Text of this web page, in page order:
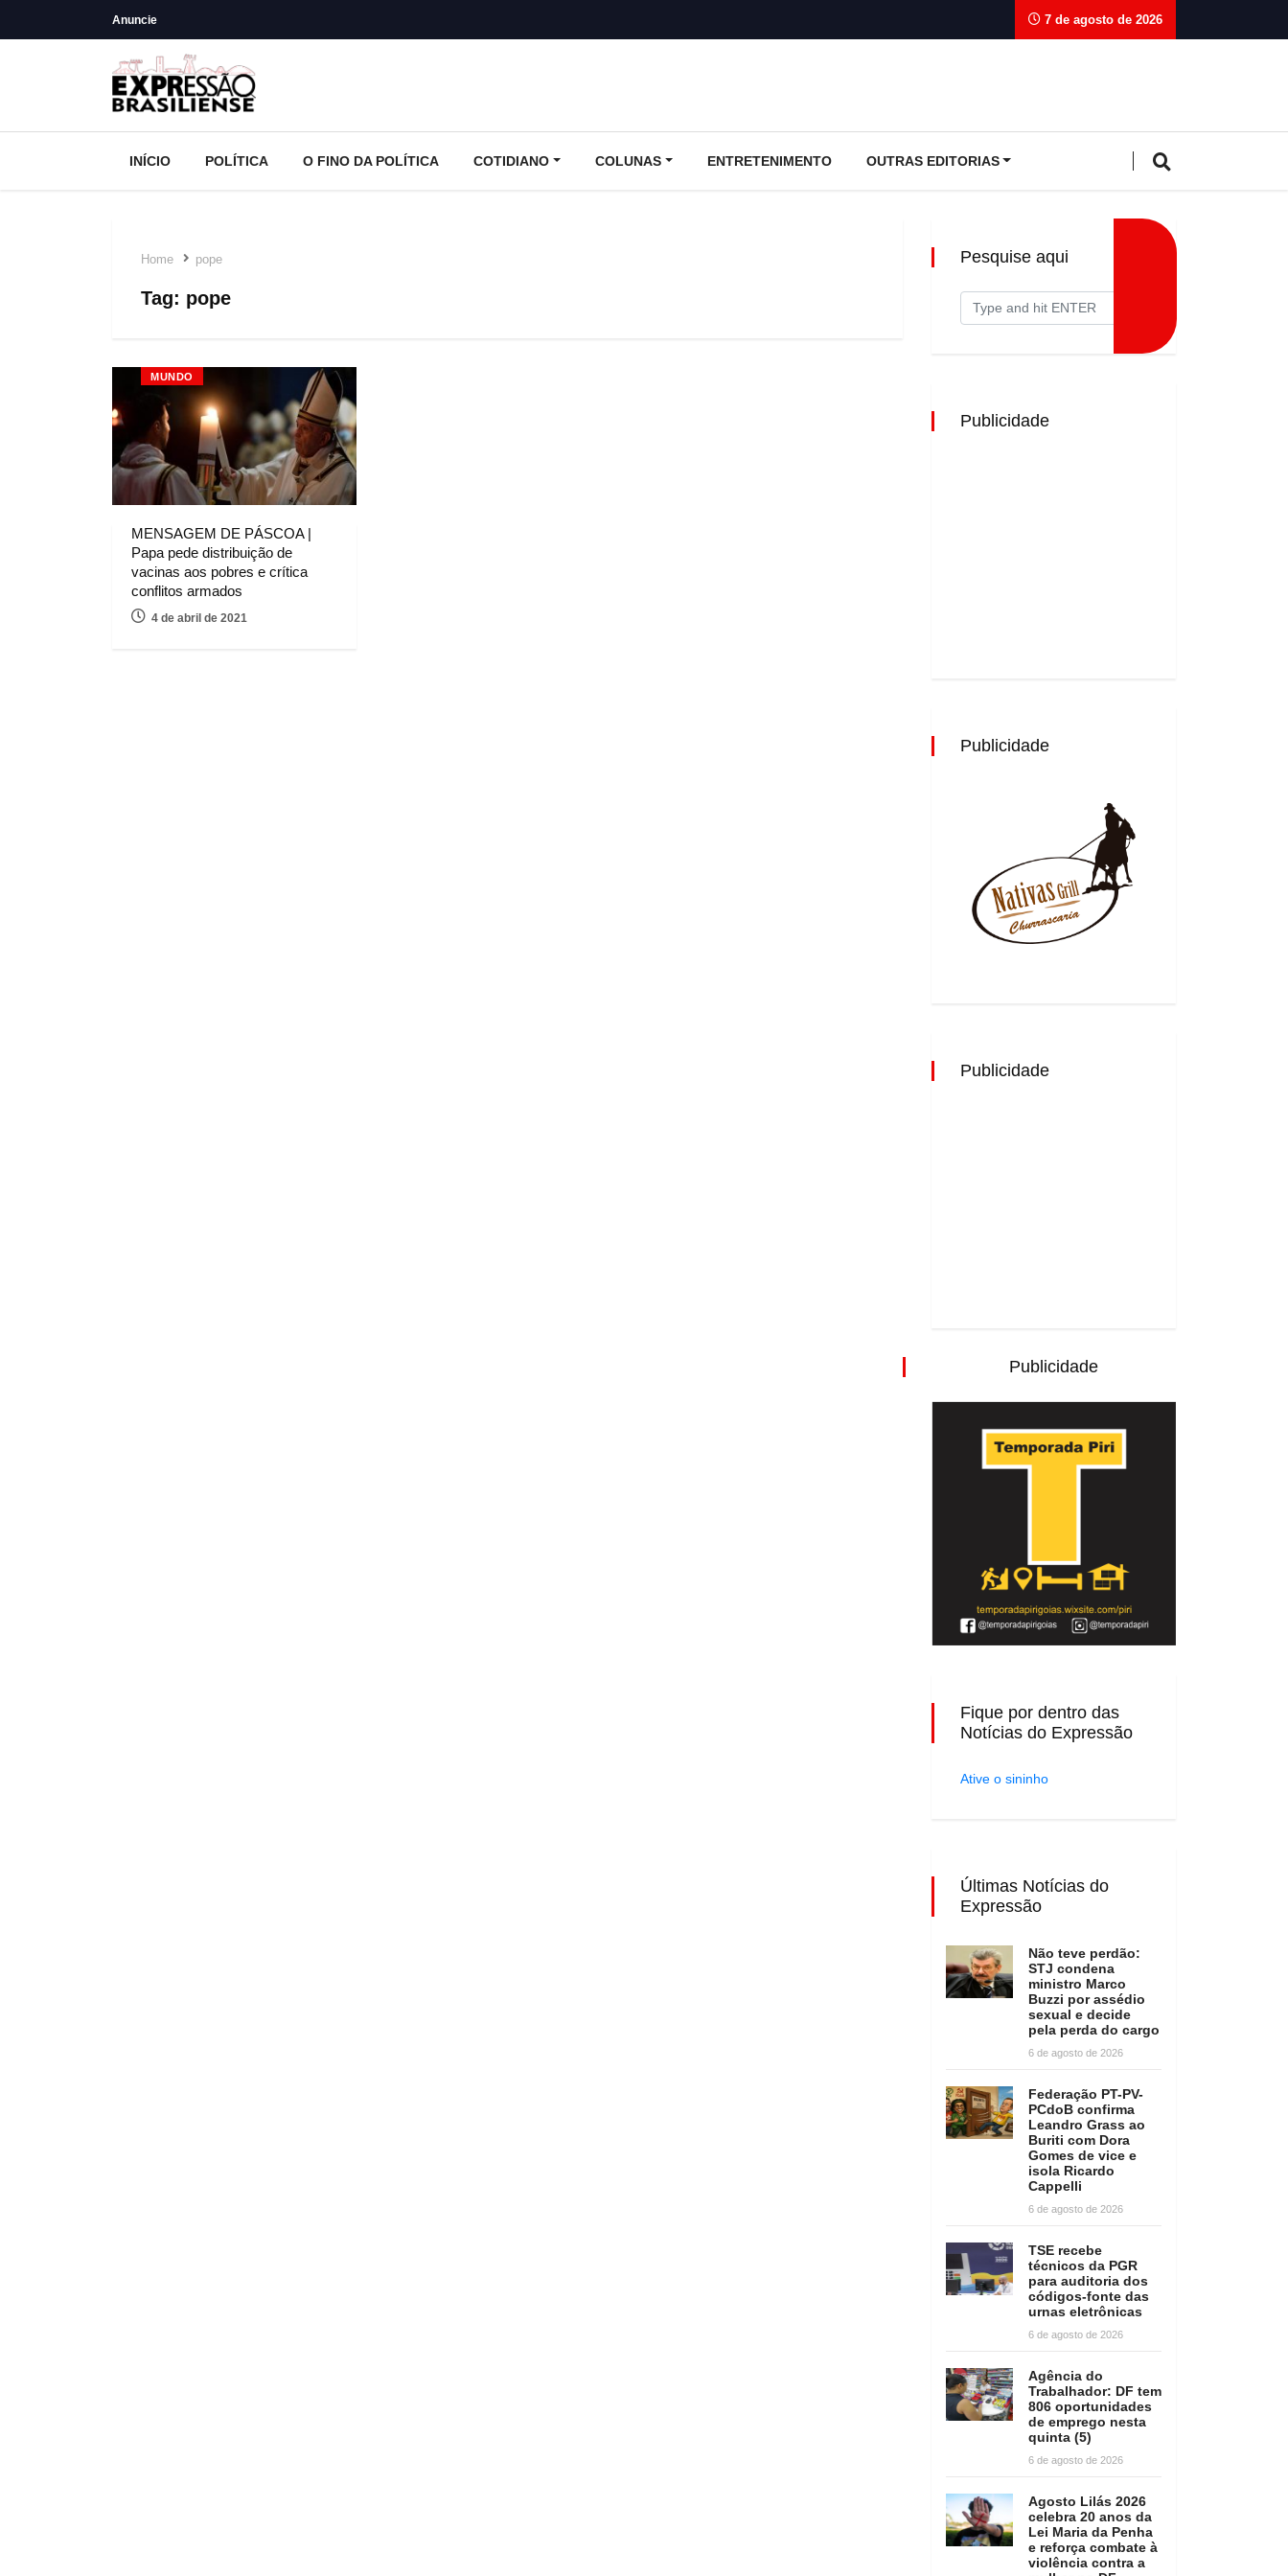
Anuncie 7 de agosto de 2026
INÍCIO POLÍTICA O FINO DA POLÍTICA COTIDIANO COLUNAS ENTRETENIMENTO OUTRAS EDITORIAS
Home pope
Tag: pope
MUNDO
MENSAGEM DE PÁSCOA |
Papa pede distribuição de
vacinas aos pobres e crítica
conflitos armados
4 de abril de 2021
Pesquise aqui
Publicidade
Publicidade
Publicidade
Publicidade
Fique por dentro das
Notícias do Expressão
Ative o sininho
Últimas Notícias do
Expressão
Não teve perdão:
STJ condena
ministro Marco
Buzzi por assédio
sexual e decide
pela perda do cargo
6 de agosto de 2026
Federação PT-PV-
PCdoB confirma
Leandro Grass ao
Buriti com Dora
Gomes de vice e
isola Ricardo
Cappelli
6 de agosto de 2026
TSE recebe
técnicos da PGR
para auditoria dos
códigos-fonte das
urnas eletrônicas
6 de agosto de 2026
Agência do
Trabalhador: DF tem
806 oportunidades
de emprego nesta
quinta (5)
6 de agosto de 2026
Agosto Lilás 2026
celebra 20 anos da
Lei Maria da Penha
e reforça combate à
violência contra a